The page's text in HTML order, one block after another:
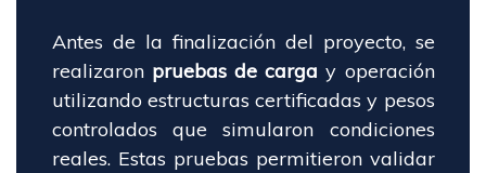
Antes de la finalización del proyecto, se
realizaron pruebas de carga y operación
utilizando estructuras certificadas y pesos
controlados que simularon condiciones
reales. Estas pruebas permitieron validar